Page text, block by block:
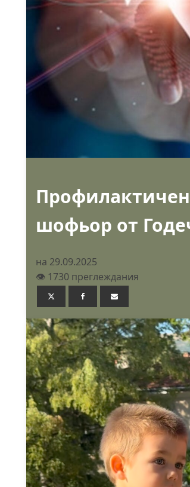
шофьор от
на 29.09.2025
👁️ 1730 преглеждания